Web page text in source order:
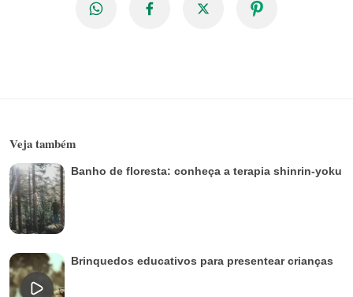
Veja também
Banho de floresta: conheça a terapia shinrin-yoku
Brinquedos educativos para presentear crianças